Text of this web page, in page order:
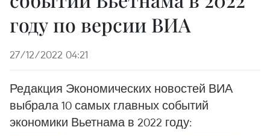
году по версии ВИА
27/12/2022 04:21
Редакция Экономических новостей ВИА
выбрала 10 самых главных событий
экономики Вьетнама в 2022 году: